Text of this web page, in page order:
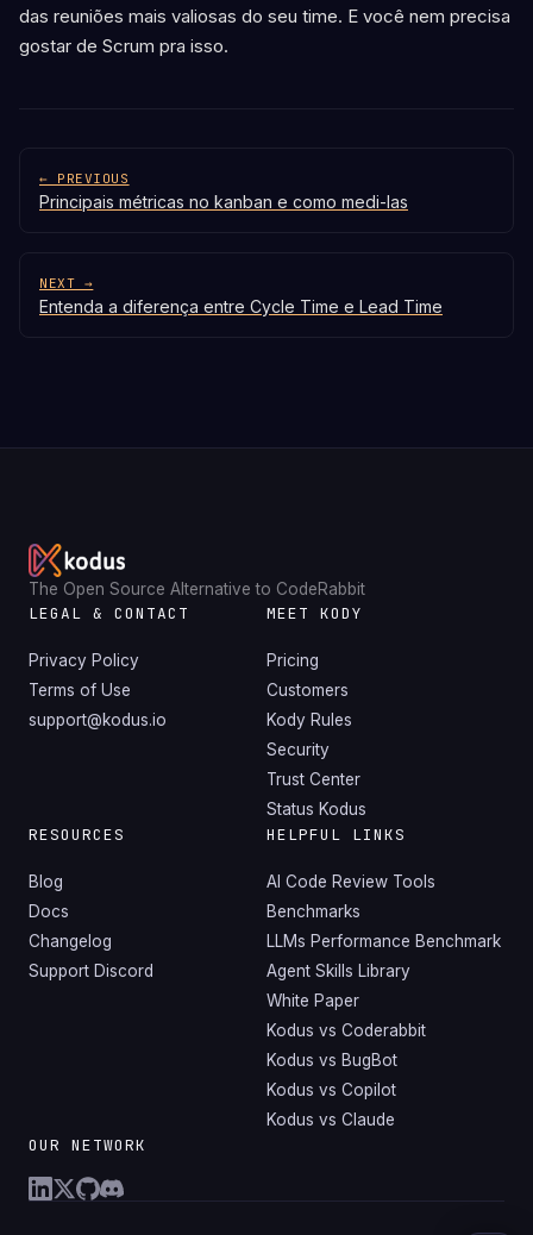
das reuniões mais valiosas do seu time. E você nem precisa
gostar de Scrum pra isso.
← PREVIOUS
Principais métricas no kanban e como medi-las
NEXT →
Entenda a diferença entre Cycle Time e Lead Time
The Open Source Alternative to CodeRabbit
LEGAL & CONTACT
Privacy Policy
Terms of Use
support@kodus.io
MEET KODY
Pricing
Customers
Kody Rules
Security
Trust Center
Status Kodus
RESOURCES
Blog
Docs
Changelog
Support Discord
HELPFUL LINKS
AI Code Review Tools
Benchmarks
LLMs Performance Benchmark
Agent Skills Library
White Paper
Kodus vs Coderabbit
Kodus vs BugBot
Kodus vs Copilot
Kodus vs Claude
OUR NETWORK